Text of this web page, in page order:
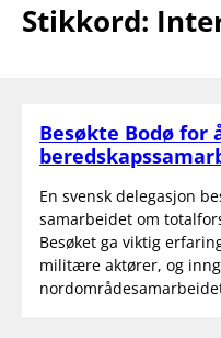
Stikkord:
Besøkte Bodø for
En svensk delegasjon
samarbeidet om
Besøket ga viktig
militære aktører, og